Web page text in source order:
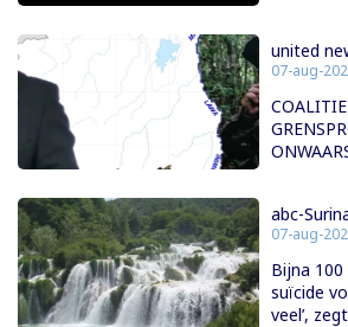
united
07-aug-
abc-
07-aug-
Bijna
suïcide
veel’,